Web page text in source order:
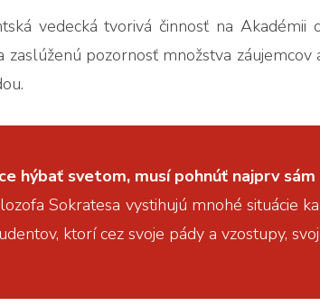
vedecká tvorivá činnosť na Akadémii
zaslúženú pozornosť množstva
hýbať svetom, musí pohnúť najprv sám
Sokratesa vystihujú mnohé situácie
ktorí cez svoje pády a vzostupy,